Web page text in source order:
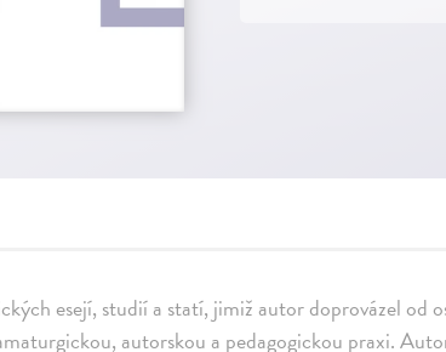
esejí, studií a statí, jimiž autor doprovázel od
autorskou a pedagogickou praxi.